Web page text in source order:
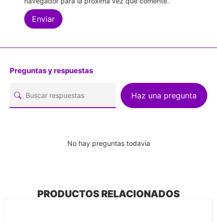
Preguntas y respuestas
Haz una pregunta
No hay preguntas todavía
PRODUCTOS RELACIONADOS